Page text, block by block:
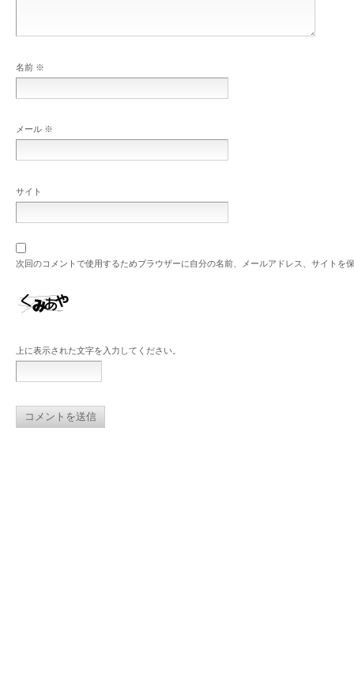
名前 ※
メール ※
サイト
次回のコメントで使用するためブラウザーに自分の名前、メールアドレス、サイトを
上に表示された文字を入力してください。